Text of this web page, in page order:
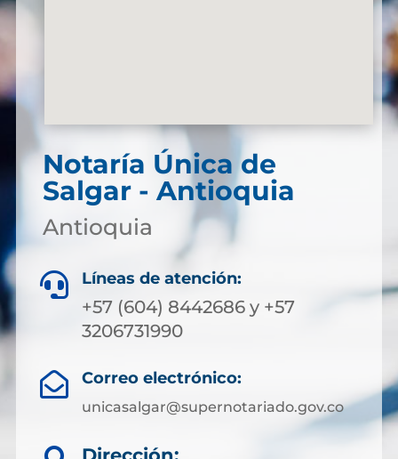
Notaría Única de
Salgar - Antioquia
Antioquia
 Líneas de atención:
+57 (604) 8442686 y +57
3206731990
 Correo electrónico:
unicasalgar@supernotariado.gov.co